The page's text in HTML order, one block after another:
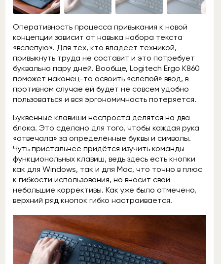
Оперативность процесса привыкания к новой
концепции зависит от навыка набора текста
«вслепую». Для тех, кто владеет техникой,
привыкнуть труда не составит и это потребует
буквально пару дней. Вообще, Logitech Ergo K860
поможет наконец-то освоить «слепой» ввод, в
противном случае ей будет не совсем удобно
пользоваться и вся эргономичность потеряется.
Буквенные клавиши неспроста делятся на два
блока. Это сделано для того, чтобы каждая рука
«отвечала» за определённые буквы и символы.
Чуть пристальнее придётся изучить команды
функциональных клавиш, ведь здесь есть кнопки
как для Windows, так и для Mac, что точно в плюс
к гибкости использования, но вносит свои
небольшие коррективы. Как уже было отмечено,
верхний ряд кнопок гибко настраивается.